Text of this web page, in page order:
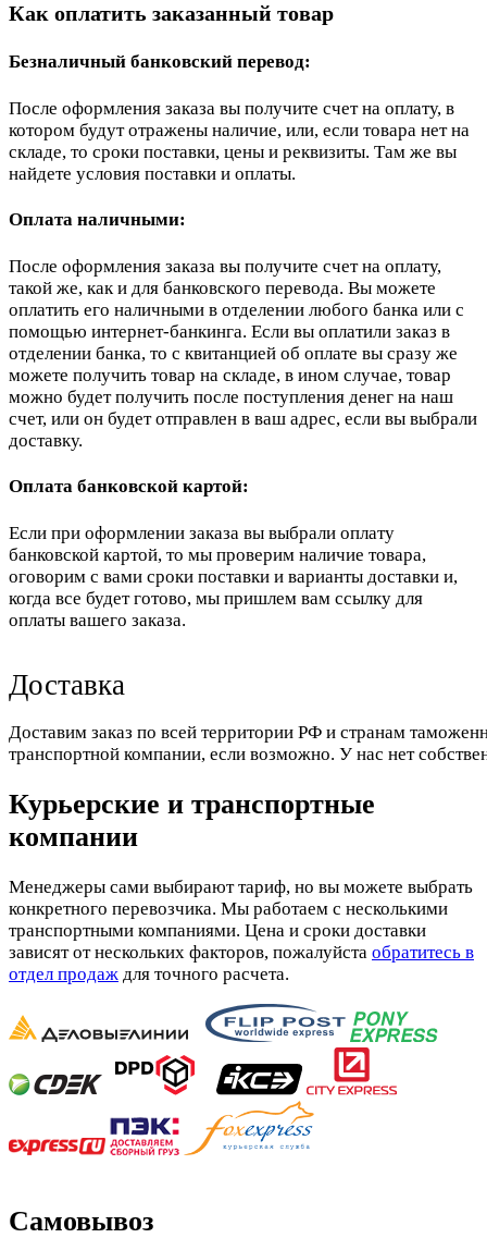
Как оплатить заказанный товар
Безналичный банковский перевод:
После оформления заказа вы получите счет на оплату, в
котором будут отражены наличие, или, если товара нет на
складе, то сроки поставки, цены и реквизиты. Там же вы
найдете условия поставки и оплаты.
Оплата наличными:
После оформления заказа вы получите счет на оплату,
такой же, как и для банковского перевода. Вы можете
оплатить его наличными в отделении любого банка или с
помощью интернет-банкинга. Если вы оплатили заказ в
отделении банка, то с квитанцией об оплате вы сразу же
можете получить товар на складе, в ином случае, товар
можно будет получить после поступления денег на наш
счет, или он будет отправлен в ваш адрес, если вы выбрали
доставку.
Оплата банковской картой:
Если при оформлении заказа вы выбрали оплату
банковской картой, то мы проверим наличие товара,
оговорим с вами сроки поставки и варианты доставки и,
когда все будет готово, мы пришлем вам ссылку для
оплаты вашего заказа.
Доставка
Доставим заказ по всей территории РФ и странам
транспортной компании, если возможно. У нас нет
Курьерские и транспортные
компании
Менеджеры сами выбирают тариф, но вы можете выбрать
конкретного перевозчика. Мы работаем с несколькими
транспортными компаниями. Цена и сроки доставки
зависят от нескольких факторов, пожалуйста обратитесь в
отдел продаж для точного расчета.
Самовывоз